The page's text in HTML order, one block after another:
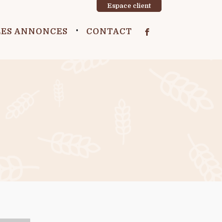
ANNONCES CONTACT
Espace client